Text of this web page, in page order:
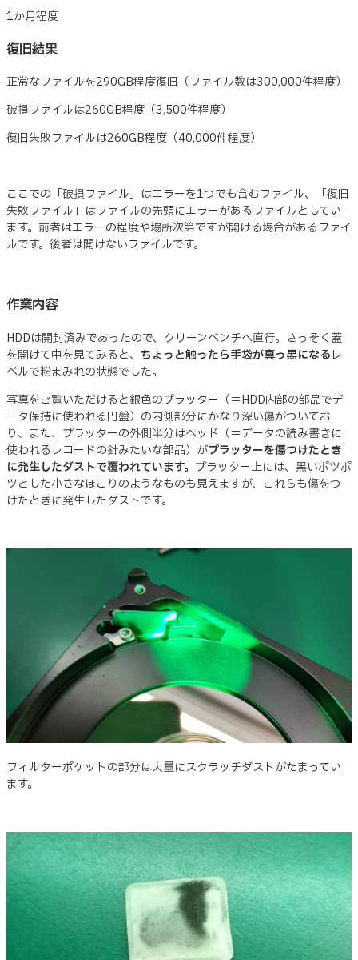
1か月程度
復旧結果
正常なファイルを290GB程度復旧（ファイル数は300,000件程度）
破損ファイルは260GB程度（3,500件程度）
復旧失敗ファイルは260GB程度（40,000件程度）
ここでの「破損ファイル」はエラーを1つでも含むファイル、「復旧
失敗ファイル」はファイルの先頭にエラーがあるファイルとしてい
ます。前者はエラーの程度や場所次第ですが開ける場合があるファイ
ルです。後者は開けないファイルです。
作業内容
HDDは開封済みであったので、クリーンベンチへ直行。さっそく蓋
を開けて中を見てみると、 ちょっと触ったら手袋が真っ黒になるレ
ベルで粉まみれの状態でした。
写真をご覧いただけると銀色のプラッター（＝HDD内部の部品でデ
ータ保持に使われる円盤）の内側部分にかなり深い傷がついてお
り、また、プラッターの外側半分はヘッド（＝データの読み書きに
使われるレコードの針みたいな部品）がプラッターを傷つけたとき
に発生したダストで覆われています。 プラッター上には、黒いポツポ
ツとした小さなほこりのようなものも見えますが、これらも傷をつ
けたときに発生したダストです。
フィルターポケットの部分は大量にスクラッチダストがたまってい
ます。